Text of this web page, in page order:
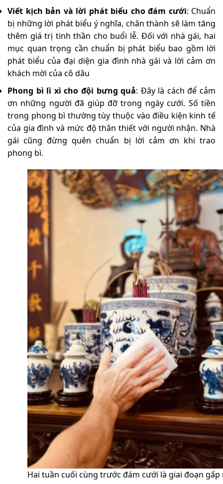
Viết kịch bản và lời phát biểu cho đám cưới: Chuẩn
bị những lời phát biểu ý nghĩa, chân thành sẽ làm tăng
thêm giá trị tinh thần cho buổi lễ. Đối với nhà gái, hai
mục quan trọng cần chuẩn bị phát biểu bao gồm lời
phát biểu của đại diện gia đình nhà gái và lời cảm ơn
khách mời của cô dâu
Phong bì lì xì cho đội bưng quả: Đây là cách để cảm
ơn những người đã giúp đỡ trong ngày cưới. Số tiền
trong phong bì thường tùy thuộc vào điều kiện kinh tế
của gia đình và mức độ thân thiết với người nhận. Nhà
gái cũng đừng quên chuẩn bị lời cảm ơn khi trao
phong bì.
Hai tuần cuối cùng trước đám cưới là giai đoạn